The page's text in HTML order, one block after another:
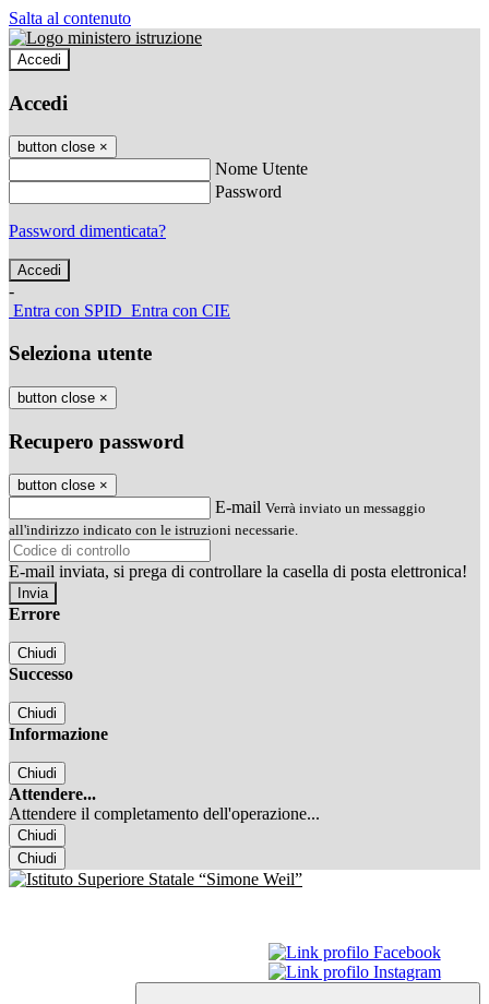
Salta al contenuto
Accedi
Accedi
button close ×
Nome Utente
Password
Password dimenticata?
-
Entra con SPID Entra con CIE
Seleziona utente
button close ×
Recupero password
button close ×
E-mail Verrà inviato un messaggio
all'indirizzo indicato con le istruzioni necessarie.
E-mail inviata, si prega di controllare la casella di posta elettronica!
Errore
Chiudi
Successo
Chiudi
Informazione
Chiudi
Attendere...
Attendere il completamento dell'operazione...
Chiudi
Chiudi